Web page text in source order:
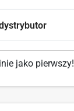
jako pierwszy!